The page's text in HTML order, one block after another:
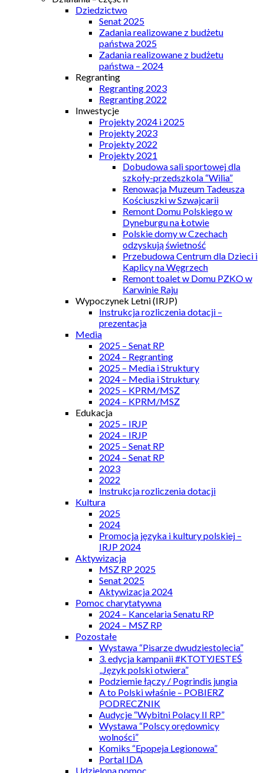
Dziedzictwo
Senat 2025
Zadania realizowane z budżetu
państwa 2025
Zadania realizowane z budżetu
państwa – 2024
Regranting
Regranting 2023
Regranting 2022
Inwestycje
Projekty 2024 i 2025
Projekty 2023
Projekty 2022
Projekty 2021
Dobudowa sali sportowej dla
szkoły-przedszkola “Wilia”
Renowacja Muzeum Tadeusza
Kościuszki w Szwajcarii
Remont Domu Polskiego w
Dyneburgu na Łotwie
Polskie domy w Czechach
odzyskują świetność
Przebudowa Centrum dla Dzieci i
Kaplicy na Węgrzech
Remont toalet w Domu PZKO w
Karwinie Raju
Wypoczynek Letni (IRJP)
Instrukcja rozliczenia dotacji –
prezentacja
Media
2025 – Senat RP
2024 – Regranting
2025 – Media i Struktury
2024 – Media i Struktury
2025 – KPRM/MSZ
2024 – KPRM/MSZ
Edukacja
2025 – IRJP
2024 – IRJP
2025 – Senat RP
2024 – Senat RP
2023
2022
Instrukcja rozliczenia dotacji
Kultura
2025
2024
Promocja języka i kultury polskiej –
IRJP 2024
Aktywizacja
MSZ RP 2025
Senat 2025
Aktywizacja 2024
Pomoc charytatywna
2024 – Kancelaria Senatu RP
2024 – MSZ RP
Pozostałe
Wystawa “Pisarze dwudziestolecia”
3. edycja kampanii #KTOTYJESTEŚ
„Język polski otwiera”
Podziemie łączy / Pogrindis jungia
A to Polski właśnie – POBIERZ
PODRECZNIK
Audycje “Wybitni Polacy II RP”
Wystawa “Polscy orędownicy
wolności”
Komiks “Epopeja Legionowa”
Portal IDA
Udzielona pomoc